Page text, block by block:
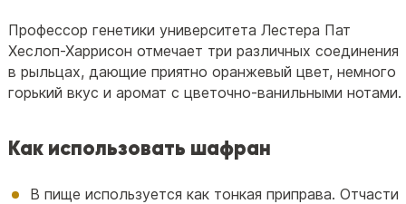
Профессор генетики университета Лестера Пат
Хеслоп-Харрисон отмечает три различных соединения
в рыльцах, дающие приятно оранжевый цвет, немного
горький вкус и аромат с цветочно-ванильными нотами.
Как использовать шафран
В пище используется как тонкая приправа. Отчасти